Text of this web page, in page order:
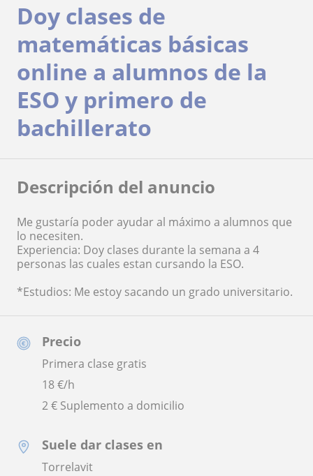
Precio
Primera clase gratis
18€/h
2 € Suplemento a domicilio
Suele dar clases en
Torrelavit
Doy clases de
matemáticas básicas
online a alumnos de la
ESO y primero de
bachillerato
Descripción del anuncio
Me gustaría poder ayudar al máximo a alumnos que
lo necesiten.
Experiencia: Doy clases durante la semana a 4
personas las cuales estan cursando la ESO.
*Estudios: Me estoy sacando un grado universitario.